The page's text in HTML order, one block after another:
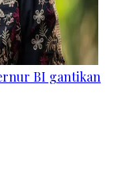
BI gantikan